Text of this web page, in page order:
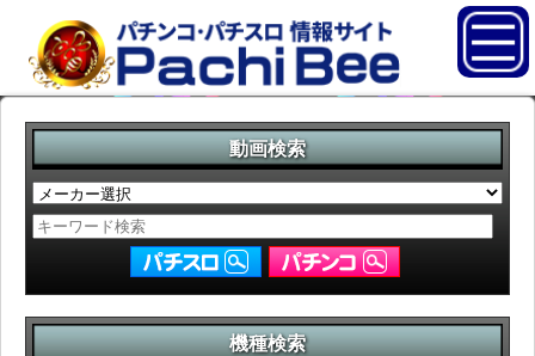
動画検索
機種検索